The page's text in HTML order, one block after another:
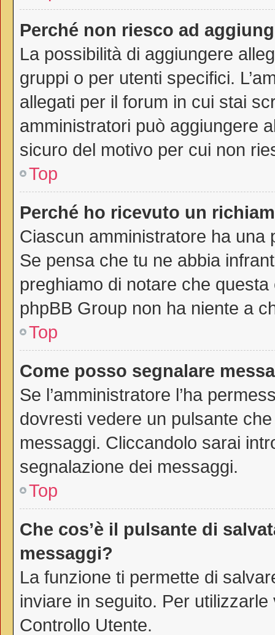
Perché non riesco ad
La possibilità di aggiungere
gruppi o per utenti specifici.
allegati per il forum in cui stai
amministratori può aggiungere
sicuro del motivo per cui non
Top
Perché ho ricevuto un
Ciascun amministratore ha una
Se pensa che tu ne abbia
preghiamo di notare che
phpBB Group non ha niente a
Top
Come posso segnalare
Se l’amministratore l’ha
dovresti vedere un pulsante
messaggi. Cliccandolo sarai
segnalazione dei messaggi.
Top
Che cos’è il pulsante di
messaggi?
La funzione ti permette di
inviare in seguito. Per
Controllo Utente.